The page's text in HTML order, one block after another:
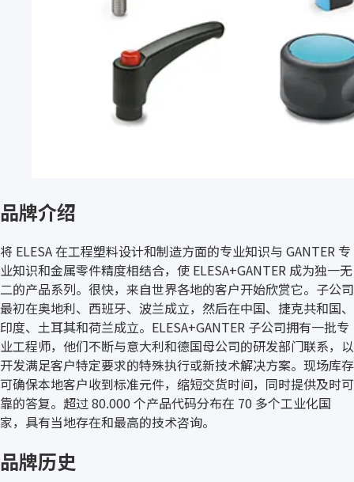
品牌介绍
将 ELESA 在工程塑料设计和制造方面的专业知识与 GANTER 专
业知识和金属零件精度相结合，使 ELESA+GANTER 成为独一无
二的产品系列。很快，来自世界各地的客户开始欣赏它。子公司
最初在奥地利、西班牙、波兰成立，然后在中国、捷克共和国、
印度、土耳其和荷兰成立。ELESA+GANTER 子公司拥有一批专
业工程师，他们不断与意大利和德国母公司的研发部门联系，以
开发满足客户特定要求的特殊执行或新技术解决方案。现场库存
可确保本地客户收到标准元件，缩短交货时间，同时提供及时可
靠的答复。超过 80.000 个产品代码分布在 70 多个工业化国
家，具有当地存在和最高的技术咨询。
品牌历史